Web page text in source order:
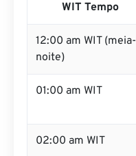
WIT Tempo
12:00 am WIT (meia-
noite)
01:00 am WIT
02:00 am WIT